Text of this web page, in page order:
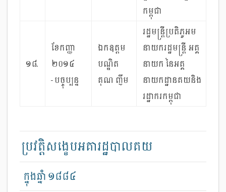
កម្ពុជា
១៨.
ខែកញ្ញា
២០១៤
-បច្ចុប្បន្ន
ឯកឧត្ដម
បណ្ឌិត
គុណ ញឹម
រដ្ឋមន្ត្រីប្រតិភូអម
នាយករដ្ឋមន្ត្រី អគ្គ
នាយក នៃអគ្គ
នាយកដ្ឋានគយនិង
រដ្ឋាករកម្ពុជា
ប្រវត្តិសង្ខេបអគារដ្ឋបាលគយ
ក្នុងឆ្នាំ ១៨៨៤